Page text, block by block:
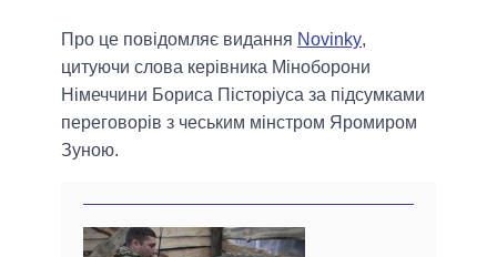
Про це повідомляє видання Novinky,
цитуючи слова керівника Міноборони
Німеччини Бориса Пісторіуса за підсумками
переговорів з чеським мінстром Яромиром
Зуною.